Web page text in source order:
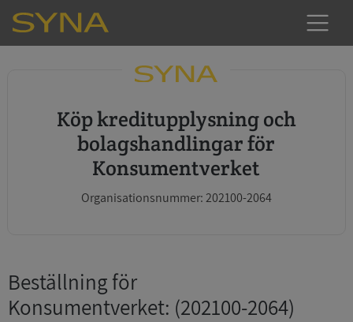
Köp kreditupplysning och
bolagshandlingar för
Konsumentverket
Organisationsnummer: 202100-2064
Beställning för
Konsumentverket: (202100-2064)